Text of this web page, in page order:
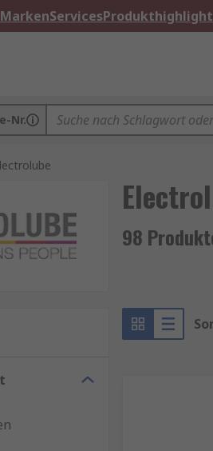
Services
Nr.
98